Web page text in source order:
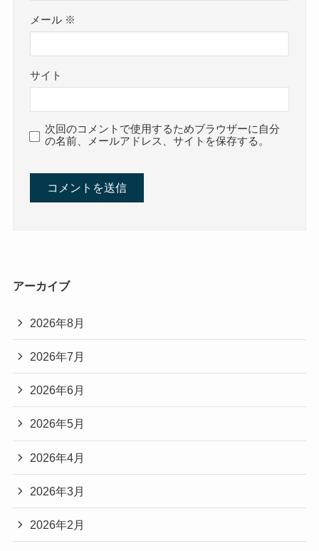
メール ※
サイト
次回のコメントで使用するためブラウザーに自分
の名前、メールアドレス、サイトを保存する。
アーカイブ
2026年8月
2026年7月
2026年6月
2026年5月
2026年4月
2026年3月
2026年2月